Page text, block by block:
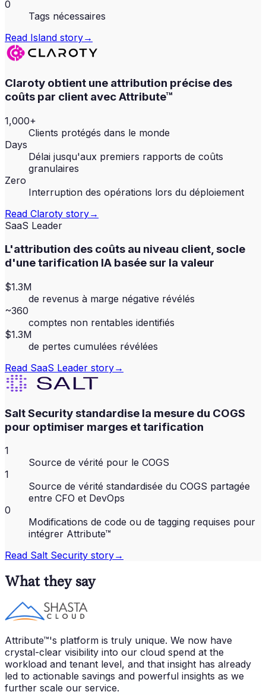
0
Tags nécessaires
Read Island story→
Claroty obtient une attribution précise des
coûts par client avec Attribute™
1,000+
Clients protégés dans le monde
Days
Délai jusqu'aux premiers rapports de coûts
granulaires
Zero
Interruption des opérations lors du déploiement
Read Claroty story→
SaaS Leader
L'attribution des coûts au niveau client, socle
d'une tarification IA basée sur la valeur
$1.3M
de revenus à marge négative révélés
~360
comptes non rentables identifiés
$1.3M
de pertes cumulées révélées
Read SaaS Leader story→
Salt Security standardise la mesure du COGS
pour optimiser marges et tarification
1
Source de vérité pour le COGS
1
Source de vérité standardisée du COGS partagée
entre CFO et DevOps
0
Modifications de code ou de tagging requises pour
intégrer Attribute™
Read Salt Security story→
What they say
Attribute™'s platform is truly unique. We now have
crystal-clear visibility into our cloud spend at the
workload and tenant level, and that insight has already
led to actionable savings and powerful insights as we
further scale our service.